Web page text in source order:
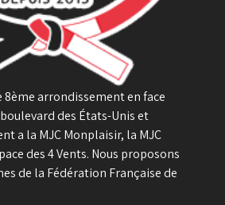
arrondissement en face
des États-Unis et
a la MJC Monplaisir, la MJC
des 4 Vents. Nous proposons
de la Fédération Française de